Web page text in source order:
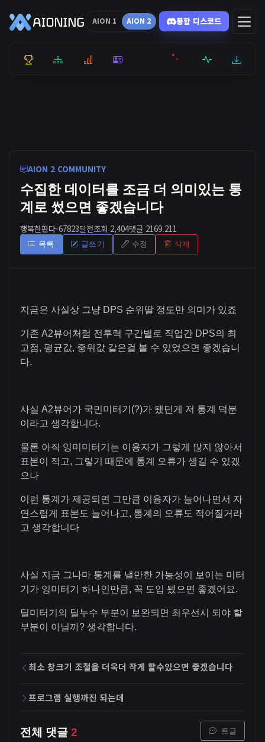
AION 1 AION 2 통합 디스코드
통합 순위리더보드통계 캐릭터 서버현황최근기록잉미
AION 2 COMMUNITY
수집한 데이터를 조금 더 의미있는 통
계로 썼으면 좋겠습니다
행복한판다-67823달전조회 2,404댓글 2169.211
목록 글쓰기 수정 삭제
지금은 사실상 그냥 DPS 순위딸 정도만 의미가 있죠
기존 A2뷰어처럼 전투력 구간별로 직업간 DPS의 최
고점, 평균값, 중위값 같은걸 볼 수 있었으면 좋겠습니
다.
사실 A2뷰어가 국민미터기(?)가 됐던게 저 통계 덕분
이라고 생각합니다.
물론 아직 잉미미터기는 이용자가 그렇게 많지 않아서
표본이 적고, 그렇기 때문에 통계 오류가 생길 수 있겠
으나
이런 통계가 제공되면 그만큼 이용자가 늘어나면서 자
연스럽게 표본도 늘어나고, 통계의 오류도 적어질거라
고 생각합니다
사실 지금 그나마 통계를 낼만한 가능성이 보이는 미터
기가 잉미터기 하나인만큼, 꼭 도입 됐으면 좋겠어요.
딜미터기의 딜누수 부분이 보완되면 최우선시 되야 할
부분이 아닐까? 생각합니다.
최소 창크기 조절을 더욱더 작게 할수있으면 좋겠습니다
프로그램 실행까진 되는데
전체 댓글 2 토글